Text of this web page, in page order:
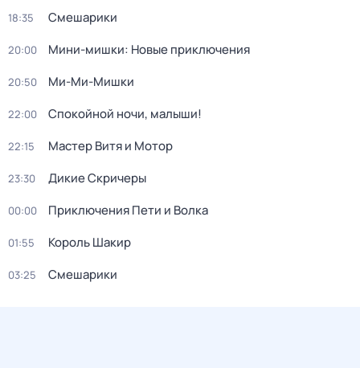
18:35 Смешарики
20:00 Мини-мишки: Новые приключения
20:50 Ми-Ми-Мишки
22:00 Спокойной ночи, малыши!
22:15 Мастер Витя и Мотор
23:30 Дикие Скричеры
00:00 Приключения Пети и Волка
01:55 Король Шакир
03:25 Смешарики